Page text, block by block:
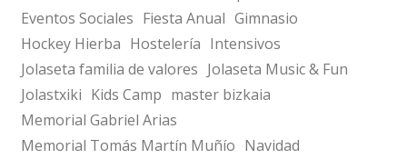
Eventos Sociales Fiesta Anual Gimnasio
Hockey Hierba Hostelería Intensivos
Jolaseta familia de valores Jolaseta Music & Fun
Jolastxiki Kids Camp master bizkaia
Memorial Gabriel Arias
Memorial Tomás Martín Muñío Navidad